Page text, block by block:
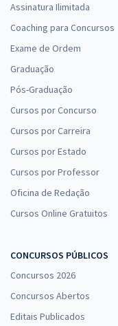
Assinatura Ilimitada
Coaching para Concursos
Exame de Ordem
Graduação
Pós-Graduação
Cursos por Concurso
Cursos por Carreira
Cursos por Estado
Cursos por Professor
Oficina de Redação
Cursos Online Gratuitos
CONCURSOS PÚBLICOS
Concursos 2026
Concursos Abertos
Editais Publicados